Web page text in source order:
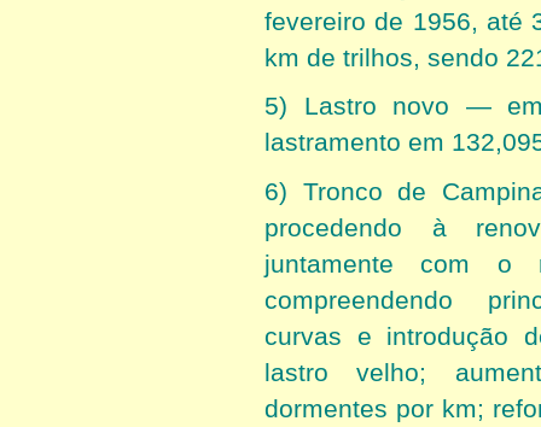
fevereiro de 1956, até
km de trilhos, sendo
5) Lastro novo —
lastramento em
6) Tronco de
procedendo à
juntamente com o
compreendendo
curvas e introdução
lastro velho;
dormentes por km;